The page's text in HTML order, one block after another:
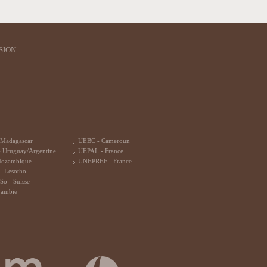
Uruguay/Argentine
Lesotho
- Suisse
UEBC - Cameroun
UEPAL - France
UNEPREF - France